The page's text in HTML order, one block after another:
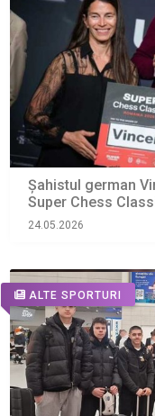
Șahistul german
Super Chess
24.05.2026
ALTE SPORTURI